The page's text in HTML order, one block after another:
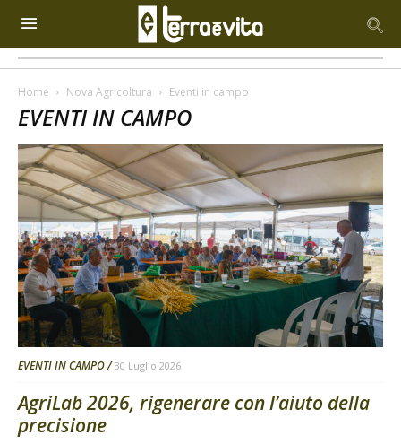
Home Nova Agricoltura Eventi in campo
EVENTI IN CAMPO
EVENTI IN CAMPO 30 Luglio 2026
AgriLab 2026, rigenerare con l’aiuto della
precisione